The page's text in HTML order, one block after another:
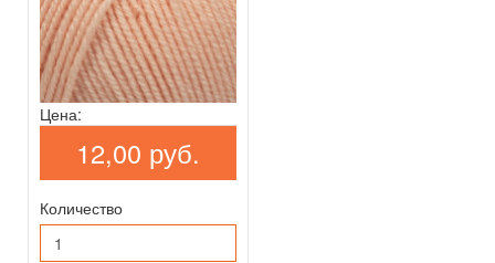
Цена:
12,00 руб.
Количество